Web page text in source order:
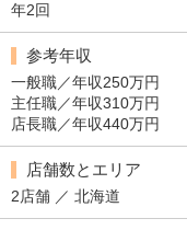
年2回
参考年収
一般職／年収250万円
主任職／年収310万円
店長職／年収440万円
店舗数とエリア
2店舗 ／ 北海道